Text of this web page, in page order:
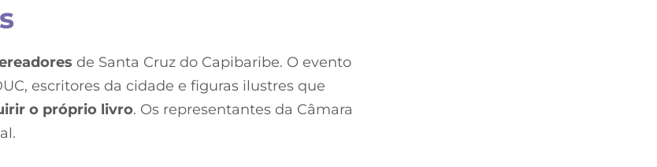
de Santa Cruz do Capibaribe. O evento
escritores da cidade e figuras ilustres que
o próprio livro. Os representantes da Câmara